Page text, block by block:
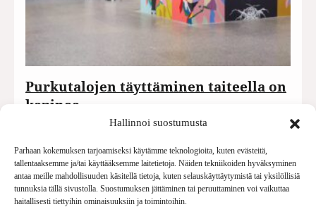
Hallinnoi suostumusta
Parhaan kokemuksen tarjoamiseksi käytämme teknologioita, kuten evästeitä,
tallentaaksemme ja/tai käyttääksemme laitetietoja. Näiden tekniikoiden hyväksyminen
antaa meille mahdollisuuden käsitellä tietoja, kuten selauskäyttäytymistä tai yksilöllisiä
tunnuksia tällä sivustolla. Suostumuksen jättäminen tai peruuttaminen voi vaikuttaa
haitallisesti tiettyihin ominaisuuksiin ja toimintoihin.
Purkutalojen täyttäminen taiteella on
kapinaa…
uudenlaisia tapoja tarkastella maailmaa.
Ja toisinaan…